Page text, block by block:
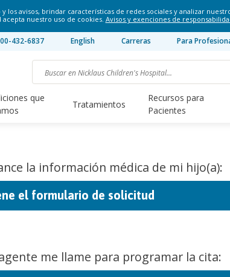
los avisos, brindar características de redes sociales y analizar
nuestro uso de cookies. Avisos y exenciones de
432-6837 English Carreras Para
que
Tratamientos
Recursos para
Pacientes
la información médica de mi hijo(a):
el formulario de solicitud
me llame para programar la cita: